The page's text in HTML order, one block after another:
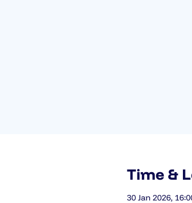
Time &
30 Jan 2026,